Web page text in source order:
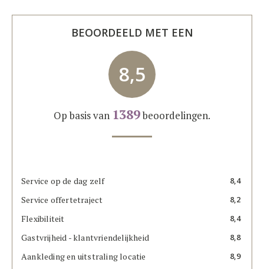
BEOORDEELD MET EEN
8,5
Op basis van 1389beoordelingen.
Service op de dag zelf 8,4
Service offertetraject 8,2
Flexibiliteit 8,4
Gastvrijheid - klantvriendelijkheid 8,8
Aankleding en uitstraling locatie 8,9